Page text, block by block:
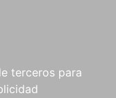
terceros para